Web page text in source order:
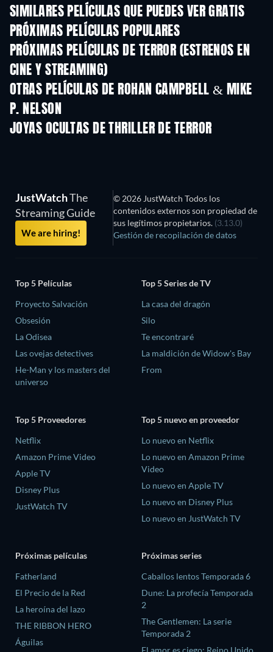
SIMILARES PELÍCULAS QUE PUEDES VER GRATIS
PRÓXIMAS PELÍCULAS POPULARES
PRÓXIMAS PELÍCULAS DE TERROR (ESTRENOS EN
CINE Y STREAMING)
OTRAS PELÍCULAS DE ROHAN CAMPBELL & MIKE
P. NELSON
JOYAS OCULTAS DE THRILLER DE TERROR
JustWatchThe
Streaming Guide
We are hiring!
© 2026 JustWatch Todos los
contenidos externos son propiedad de
sus legítimos propietarios. (3.13.0)
Gestión de recopilación de datos
Top 5 Películas
Proyecto Salvación
Obsesión
La Odisea
Las ovejas detectives
He-Man y los masters del
universo
Top 5 Series de TV
La casa del dragón
Silo
Te encontraré
La maldición de Widow's Bay
From
Top 5 Proveedores
Netflix
Amazon Prime Video
Apple TV
Disney Plus
JustWatch TV
Top 5 nuevo en proveedor
Lo nuevo en Netflix
Lo nuevo en Amazon Prime
Video
Lo nuevo en Apple TV
Lo nuevo en Disney Plus
Lo nuevo en JustWatch TV
Próximas películas
Fatherland
El Precio de la Red
La heroína del lazo
THE RIBBON HERO
Águilas
Próximas series
Caballos lentos Temporada 6
Dune: La profecía Temporada
2
The Gentlemen: La serie
Temporada 2